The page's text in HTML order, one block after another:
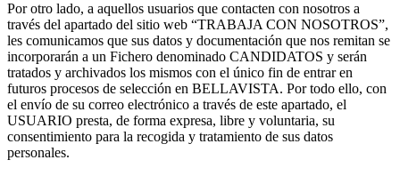
Por otro lado, a aquellos usuarios que contacten con nosotros a
través del apartado del sitio web “TRABAJA CON NOSOTROS”,
les comunicamos que sus datos y documentación que nos remitan se
incorporarán a un Fichero denominado CANDIDATOS y serán
tratados y archivados los mismos con el único fin de entrar en
futuros procesos de selección en BELLAVISTA. Por todo ello, con
el envío de su correo electrónico a través de este apartado, el
USUARIO presta, de forma expresa, libre y voluntaria, su
consentimiento para la recogida y tratamiento de sus datos
personales.